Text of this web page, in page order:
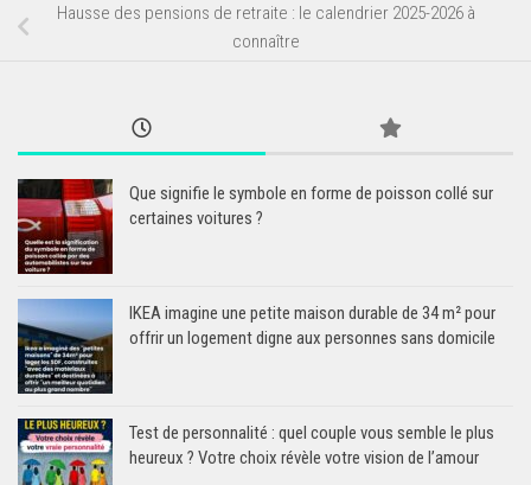
Hausse des pensions de retraite : le calendrier 2025-2026 à
connaître
Que signifie le symbole en forme de poisson collé sur
certaines voitures ?
IKEA imagine une petite maison durable de 34 m² pour
offrir un logement digne aux personnes sans domicile
Test de personnalité : quel couple vous semble le plus
heureux ? Votre choix révèle votre vision de l’amour